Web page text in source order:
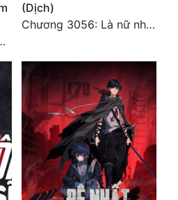
nhẹ nhõm a
(Dịch)
Chương 3056: Là nữ nhân